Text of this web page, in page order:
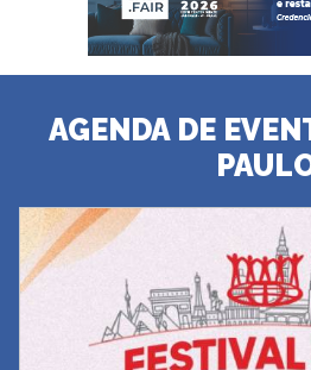
AGENDA DE